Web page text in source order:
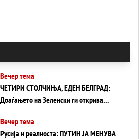
Вечер тема
ЧЕТИРИ СТОЛЧИЊА, ЕДЕН БЕЛГРАД:
Доаѓањето на Зеленски ги открива
тајните на политиката на балансирање
на Вучиќ
Вечер тема
Русија и реалноста: ПУТИН ЈА МЕНУВА